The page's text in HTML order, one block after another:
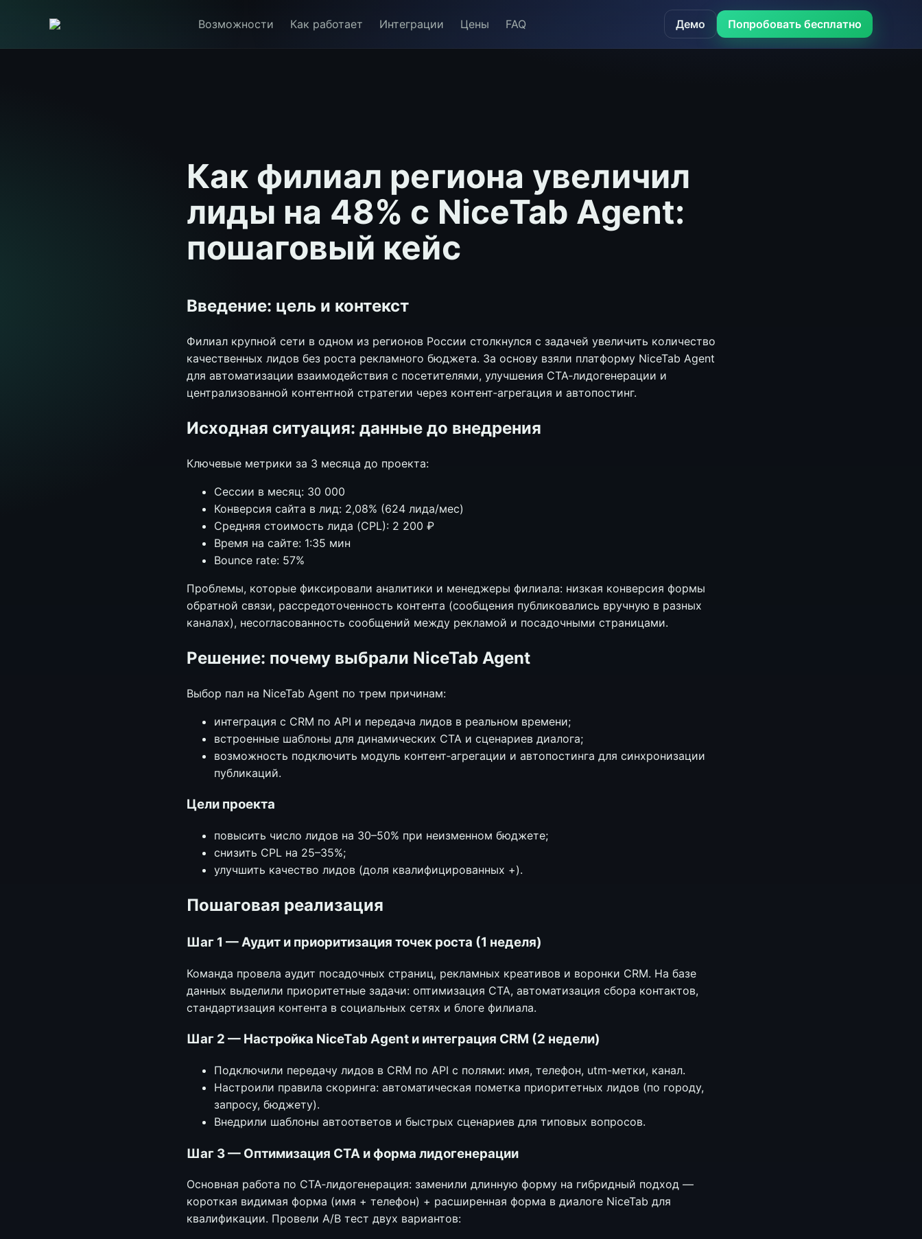
Возможности Как работает Интеграции Цены FAQ Демо Попробовать бесплатно
Как филиал региона увеличил
лиды на 48% с NiceTab Agent:
пошаговый кейс
Введение: цель и контекст
Филиал крупной сети в одном из регионов России столкнулся с задачей увеличить количество
качественных лидов без роста рекламного бюджета. За основу взяли платформу NiceTab Agent
для автоматизации взаимодействия с посетителями, улучшения CTA‑лидогенерации и
централизованной контентной стратегии через контент‑агрегация и автопостинг.
Исходная ситуация: данные до внедрения
Ключевые метрики за 3 месяца до проекта:
Сессии в месяц: 30 000
Конверсия сайта в лид: 2,08% (624 лидa/мес)
Средняя стоимость лида (CPL): 2 200 ₽
Время на сайте: 1:35 мин
Bounce rate: 57%
Проблемы, которые фиксировали аналитики и менеджеры филиала: низкая конверсия формы
обратной связи, рассредоточенность контента (сообщения публиковались вручную в разных
каналах), несогласованность сообщений между рекламой и посадочными страницами.
Решение: почему выбрали NiceTab Agent
Выбор пал на NiceTab Agent по трем причинам:
интеграция с CRM по API и передача лидов в реальном времени;
встроенные шаблоны для динамических CTA и сценариев диалога;
возможность подключить модуль контент‑агрегации и автопостинга для синхронизации
публикаций.
Цели проекта
повысить число лидов на 30–50% при неизменном бюджете;
снизить CPL на 25–35%;
улучшить качество лидов (доля квалифицированных +).
Пошаговая реализация
Шаг 1 — Аудит и приоритизация точек роста (1 неделя)
Команда провела аудит посадочных страниц, рекламных креативов и воронки CRM. На базе
данных выделили приоритетные задачи: оптимизация CTA, автоматизация сбора контактов,
стандартизация контента в социальных сетях и блоге филиала.
Шаг 2 — Настройка NiceTab Agent и интеграция CRM (2 недели)
Подключили передачу лидов в CRM по API с полями: имя, телефон, utm-метки, канал.
Настроили правила скоринга: автоматическая пометка приоритетных лидов (по городу,
запросу, бюджету).
Внедрили шаблоны автоответов и быстрых сценариев для типовых вопросов.
Шаг 3 — Оптимизация CTA и форма лидогенерации
Основная работа по CTA‑лидогенерация: заменили длинную форму на гибридный подход —
короткая видимая форма (имя + телефон) + расширенная форма в диалоге NiceTab для
квалификации. Провели A/B тест двух вариантов: